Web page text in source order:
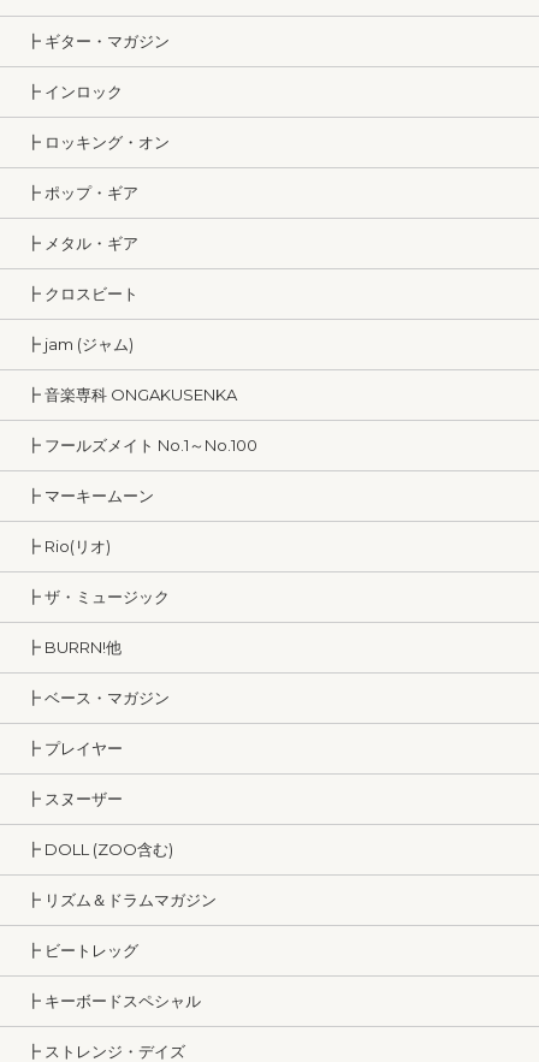
┣ ギター・マガジン
┣ インロック
┣ ロッキング・オン
┣ ポップ・ギア
┣ メタル・ギア
┣ クロスビート
┣ jam (ジャム)
┣ 音楽専科 ONGAKUSENKA
┣ フールズメイト No.1～No.100
┣ マーキームーン
┣ Rio(リオ)
┣ ザ・ミュージック
┣ BURRN!他
┣ ベース・マガジン
┣ プレイヤー
┣ スヌーザー
┣ DOLL (ZOO含む)
┣ リズム＆ドラムマガジン
┣ ビートレッグ
┣ キーボードスペシャル
┣ ストレンジ・デイズ